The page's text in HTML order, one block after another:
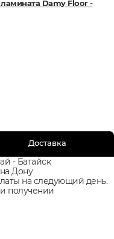
Damy Floor -
Доставка
- Батайск
Дону
на следующий день.
получении